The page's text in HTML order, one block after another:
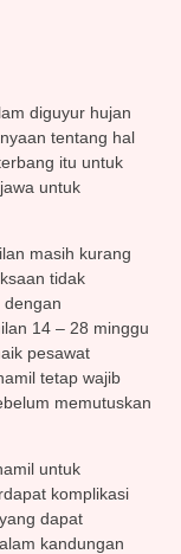
diguyur hujan
tentang hal
itu untuk
untuk
masih kurang
tidak
14 – 28 minggu
pesawat
tetap wajib
memutuskan
untuk
komplikasi
dapat
kandungan